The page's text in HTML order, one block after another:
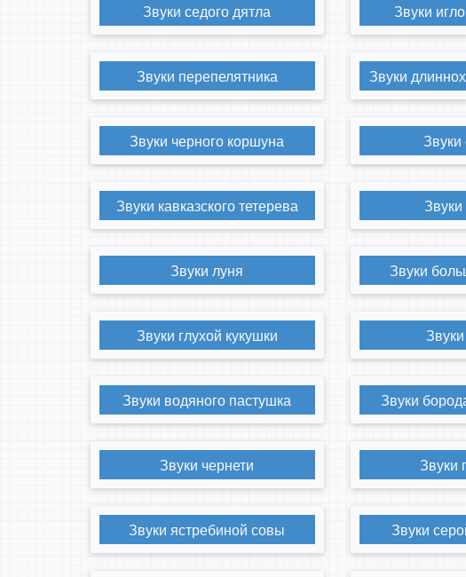
Звуки седого дятла Звуки
Звуки перепелятника Звуки
Звуки черного коршуна Звуки
Звуки кавказского тетерева Звуки
Звуки луня Звуки
Звуки глухой кукушки
Звуки водяного пастушка Звуки
Звуки чернети Звуки
Звуки ястребиной совы Звуки